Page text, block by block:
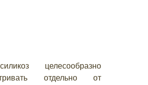
целесообразно
отдельно от